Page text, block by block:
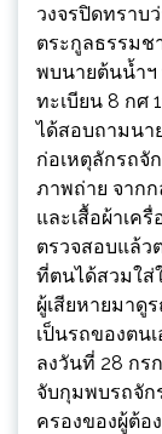
วงจรปิดทราบ
ตระกูลธรรมช
พบนายต้นน้ำฯ
ทะเบียน 8 กศ
ได้สอบถามนา
ก่อเหตุลักรถจั
ภาพถ่าย จากก
และเสื้อผ้าเค
ตรวจสอบแล้ว
ที่ตนได้สวมใส่
ผู้เสียหายมาดู
เป็นรถของตน
ลงวันที่ 28 กร
จับกุมพบรถจัก
ครองของผู้ต้อ